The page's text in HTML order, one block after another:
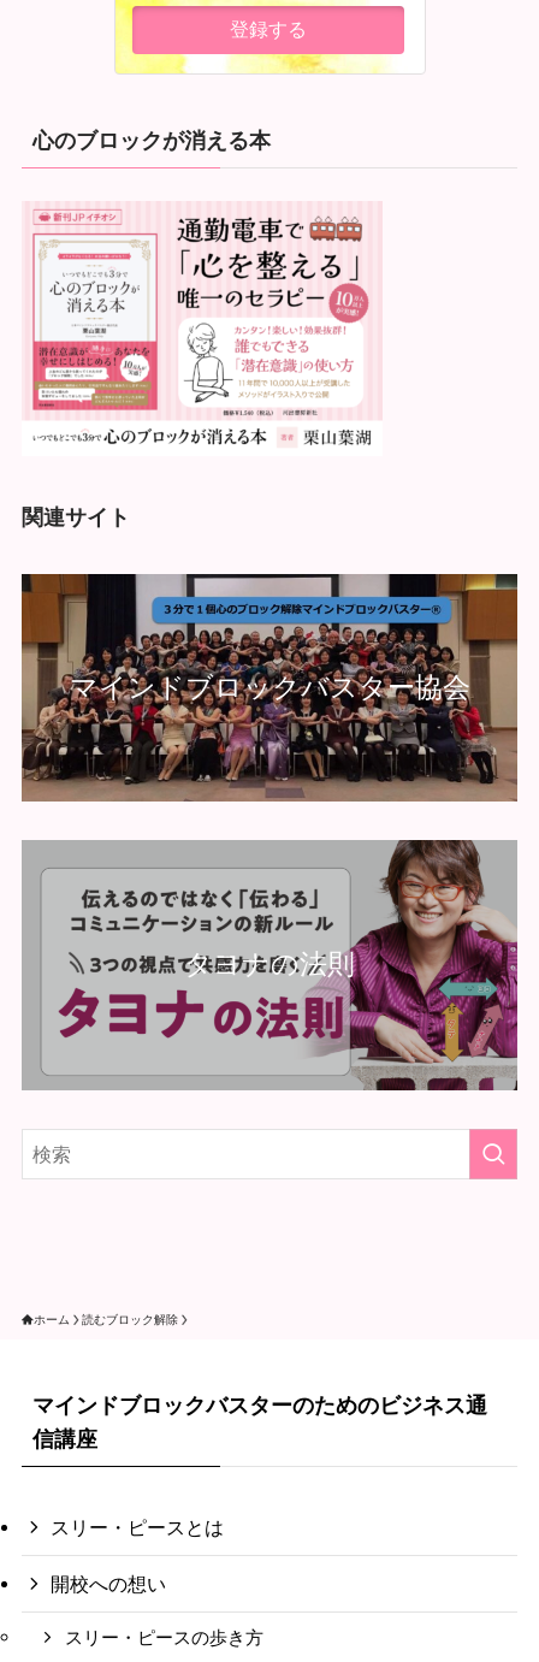
心のブロックが消える本
関連サイト
マインドブロックバスター協会
タヨナの法則
ホーム 読むブロック解除
マインドブロックバスターのためのビジネス通
信講座
スリー・ピースとは
開校への想い
スリー・ピースの歩き方